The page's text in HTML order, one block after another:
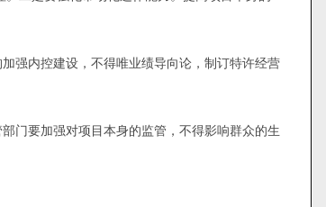
内控建设，不得唯业绩导向论，制订特许经营
要加强对项目本身的监管，不得影响群众的生